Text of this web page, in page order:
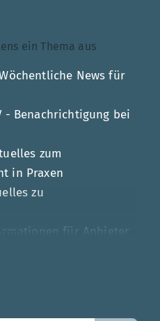
ein Thema aus
News für
- Benachrichtigung bei
zum
in Praxen
zu
für Anbieter